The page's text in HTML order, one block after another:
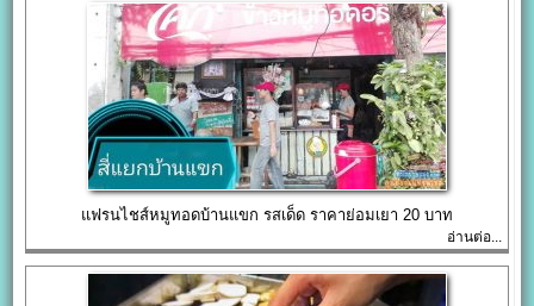
แฟรนไชส์หมูทอดบ้านแขก รสเด็ด ราคาย่อมเยา 20 บาท
อ่านต่อ...